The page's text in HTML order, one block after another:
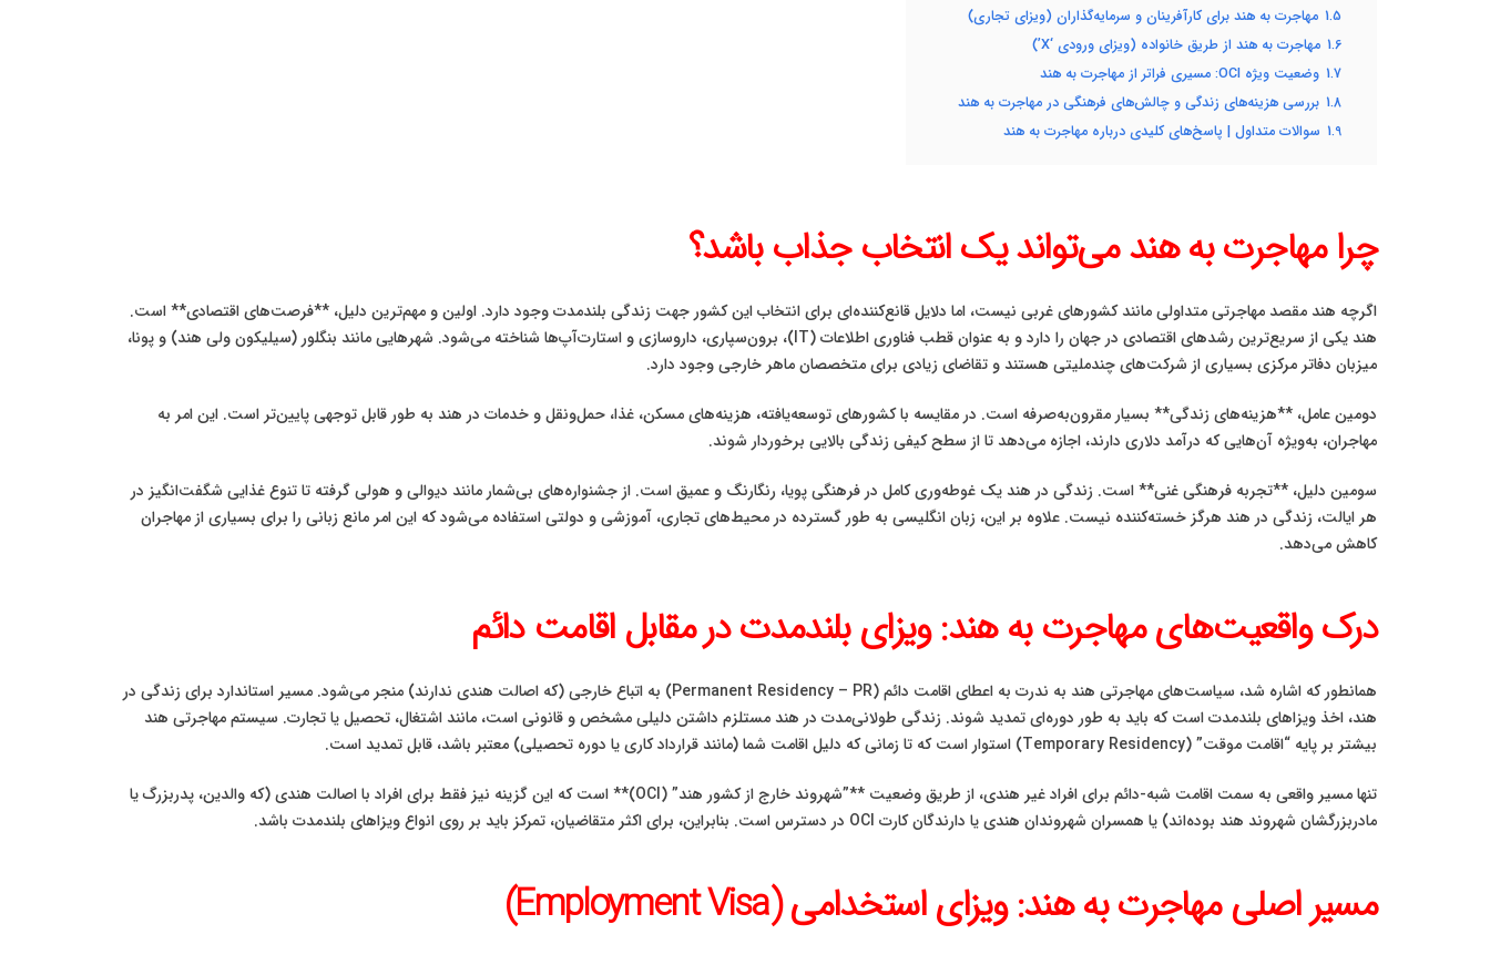
1.5 مهاجرت به هند برای کارآفرینان و سرمایه‌گذاران (ویزای تجاری)
1.6 مهاجرت به هند از طریق خانواده (ویزای ورودی ‘X’)
1.7 وضعیت ویژه OCI: مسیری فراتر از مهاجرت به هند
1.8 بررسی هزینه‌های زندگی و چالش‌های فرهنگی در مهاجرت به هند
1.9 سوالات متداول | پاسخ‌های کلیدی درباره مهاجرت به هند
چرا مهاجرت به هند می‌تواند یک انتخاب جذاب باشد؟
اگرچه هند مقصد مهاجرتی متداولی مانند کشورهای غربی نیست، اما دلایل قانع‌کننده‌ای برای انتخاب این کشور جهت زندگی بلندمدت وجود دارد. اولین و مهم‌ترین دلیل، **فرصت‌های اقتصادی** است.
هند یکی از سریع‌ترین رشدهای اقتصادی در جهان را دارد و به عنوان قطب فناوری اطلاعات (IT)، برون‌سپاری، داروسازی و استارت‌آپ‌ها شناخته می‌شود. شهرهایی مانند بنگلور (سیلیکون ولی هند) و پونا،
میزبان دفاتر مرکزی بسیاری از شرکت‌های چندملیتی هستند و تقاضای زیادی برای متخصصان ماهر خارجی وجود دارد.
دومین عامل، **هزینه‌های زندگی** بسیار مقرون‌به‌صرفه است. در مقایسه با کشورهای توسعه‌یافته، هزینه‌های مسکن، غذا، حمل‌ونقل و خدمات در هند به طور قابل توجهی پایین‌تر است. این امر به
مهاجران، به‌ویژه آن‌هایی که درآمد دلاری دارند، اجازه می‌دهد تا از سطح کیفی زندگی بالایی برخوردار شوند.
سومین دلیل، **تجربه فرهنگی غنی** است. زندگی در هند یک غوطه‌وری کامل در فرهنگی پویا، رنگارنگ و عمیق است. از جشنواره‌های بی‌شمار مانند دیوالی و هولی گرفته تا تنوع غذایی شگفت‌انگیز در
هر ایالت، زندگی در هند هرگز خسته‌کننده نیست. علاوه بر این، زبان انگلیسی به طور گسترده در محیط‌های تجاری، آموزشی و دولتی استفاده می‌شود که این امر مانع زبانی را برای بسیاری از مهاجران
کاهش می‌دهد.
درک واقعیت‌های مهاجرت به هند: ویزای بلندمدت در مقابل اقامت دائم
همانطور که اشاره شد، سیاست‌های مهاجرتی هند به ندرت به اعطای اقامت دائم (Permanent Residency – PR) به اتباع خارجی (که اصالت هندی ندارند) منجر می‌شود. مسیر استاندارد برای زندگی در
هند، اخذ ویزاهای بلندمدت است که باید به طور دوره‌ای تمدید شوند. زندگی طولانی‌مدت در هند مستلزم داشتن دلیلی مشخص و قانونی است، مانند اشتغال، تحصیل یا تجارت. سیستم مهاجرتی هند
بیشتر بر پایه “اقامت موقت” (Temporary Residency) استوار است که تا زمانی که دلیل اقامت شما (مانند قرارداد کاری یا دوره تحصیلی) معتبر باشد، قابل تمدید است.
تنها مسیر واقعی به سمت اقامت شبه-دائم برای افراد غیر هندی، از طریق وضعیت **”شهروند خارج از کشور هند” (OCI)** است که این گزینه نیز فقط برای افراد با اصالت هندی (که والدین، پدربزرگ یا
مادربزرگشان شهروند هند بوده‌اند) یا همسران شهروندان هندی یا دارندگان کارت OCI در دسترس است. بنابراین، برای اکثر متقاضیان، تمرکز باید بر روی انواع ویزاهای بلندمدت باشد.
مسیر اصلی مهاجرت به هند: ویزای استخدامی (Employment Visa)